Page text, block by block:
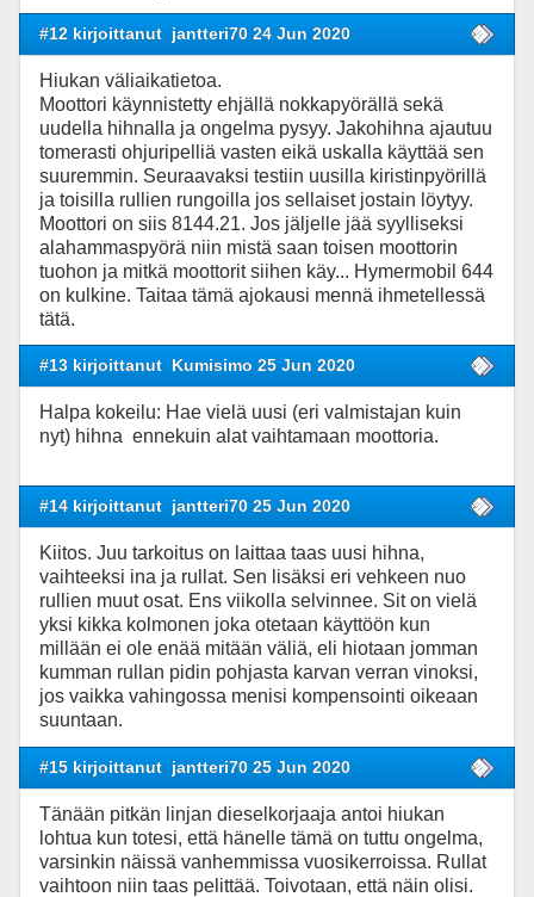
#12 kirjoittanut jantteri70 24 Jun 2020
Hiukan väliaikatietoa.
Moottori käynnistetty ehjällä nokkapyörällä sekä
uudella hihnalla ja ongelma pysyy. Jakohihna ajautuu
tomerasti ohjuripelliä vasten eikä uskalla käyttää sen
suuremmin. Seuraavaksi testiin uusilla kiristinpyörillä
ja toisilla rullien rungoilla jos sellaiset jostain löytyy.
Moottori on siis 8144.21. Jos jäljelle jää syylliseksi
alahammaspyörä niin mistä saan toisen moottorin
tuohon ja mitkä moottorit siihen käy... Hymermobil 644
on kulkine. Taitaa tämä ajokausi mennä ihmetellessä
tätä.
#13 kirjoittanut Kumisimo 25 Jun 2020
Halpa kokeilu: Hae vielä uusi (eri valmistajan kuin
nyt) hihna ennekuin alat vaihtamaan moottoria.
#14 kirjoittanut jantteri70 25 Jun 2020
Kiitos. Juu tarkoitus on laittaa taas uusi hihna,
vaihteeksi ina ja rullat. Sen lisäksi eri vehkeen nuo
rullien muut osat. Ens viikolla selvinnee. Sit on vielä
yksi kikka kolmonen joka otetaan käyttöön kun
millään ei ole enää mitään väliä, eli hiotaan jomman
kumman rullan pidin pohjasta karvan verran vinoksi,
jos vaikka vahingossa menisi kompensointi oikeaan
suuntaan.
#15 kirjoittanut jantteri70 25 Jun 2020
Tänään pitkän linjan dieselkorjaaja antoi hiukan
lohtua kun totesi, että hänelle tämä on tuttu ongelma,
varsinkin näissä vanhemmissa vuosikerroissa. Rullat
vaihtoon niin taas pelittää. Toivotaan, että näin olisi.